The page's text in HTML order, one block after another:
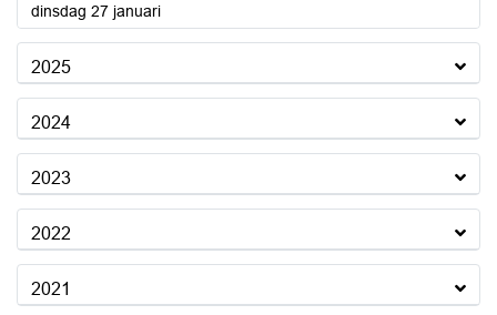
dinsdag 27 januari2026
2025
2024
2023
2022
2021